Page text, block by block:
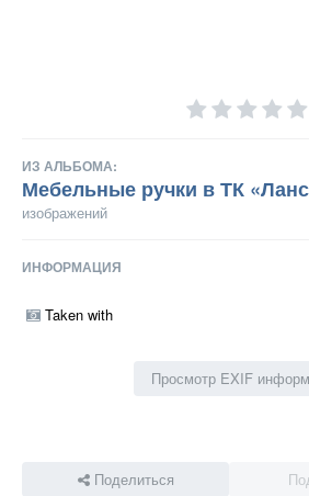
ИЗ АЛЬБОМА:
Мебельные ручки в ТК
изображений
ИНФОРМАЦИЯ
Taken with
Просмотр EXIF
Поделиться